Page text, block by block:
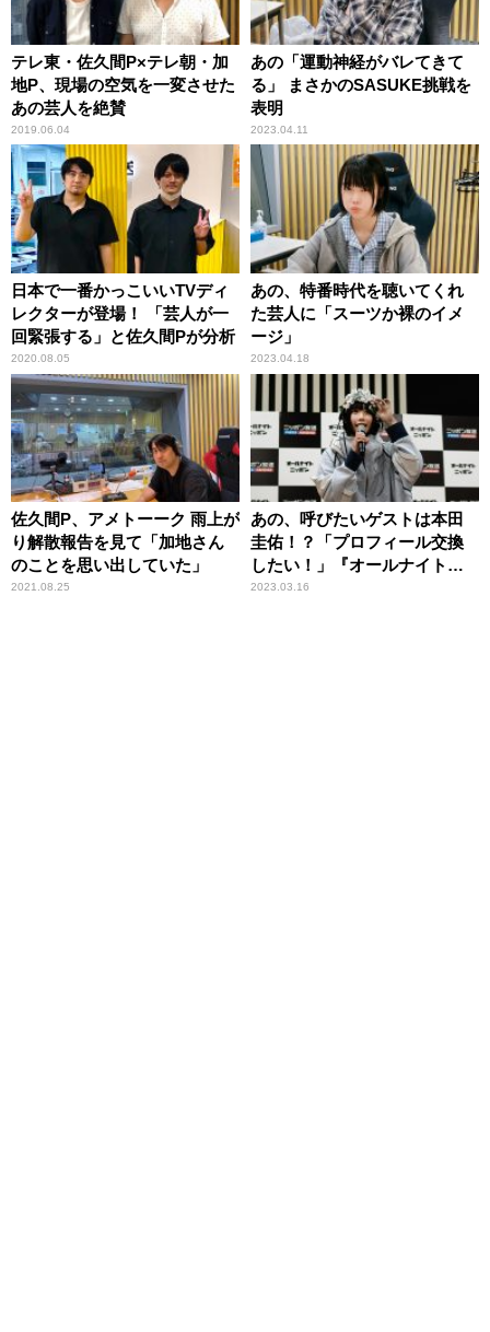
テレ東・佐久間P×テレ朝・加
地P、現場の空気を一変させた
あの芸人を絶賛
2019.06.04
あの「運動神経がバレてきて
る」 まさかのSASUKE挑戦を
表明
2023.04.11
日本で一番かっこいいTVディ
レクターが登場！ 「芸人が一
回緊張する」と佐久間Pが分析
2020.08.05
あの、特番時代を聴いてくれ
た芸人に「スーツか裸のイメ
ージ」
2023.04.18
佐久間P、アメトーーク 雨上が
り解散報告を見て「加地さん
のことを思い出していた」
2021.08.25
あの、呼びたいゲストは本田
圭佑！？「プロフィール交換
したい！」『オールナイトニ
ッポン0(ZERO)』新パーソナ
2023.03.16